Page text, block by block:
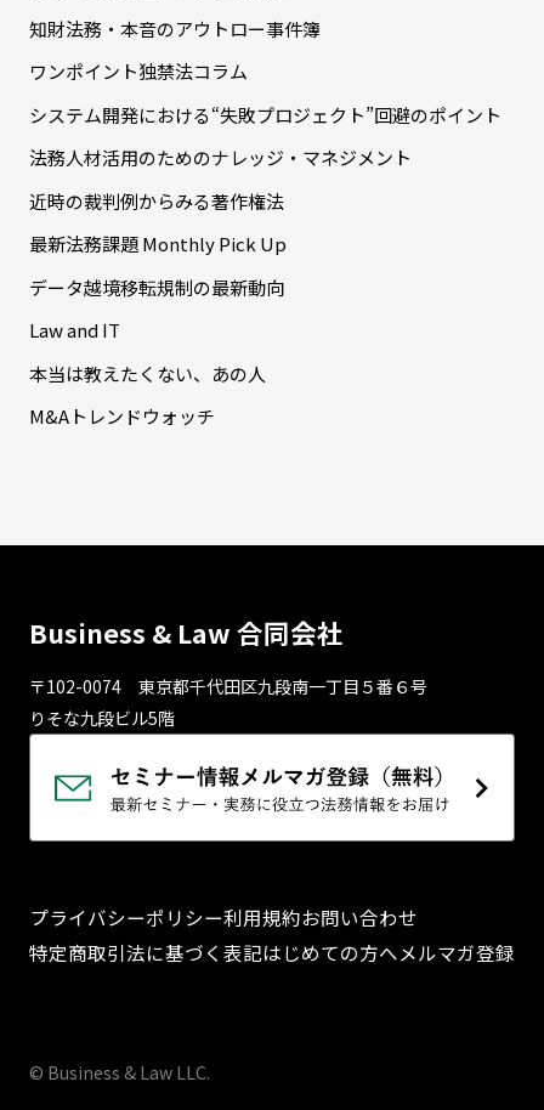
知財法務・本音のアウトロー事件簿
ワンポイント独禁法コラム
システム開発における“失敗プロジェクト”回避のポイント
法務人材活用のためのナレッジ・マネジメント
近時の裁判例からみる著作権法
最新法務課題 Monthly Pick Up
データ越境移転規制の最新動向
Law and IT
本当は教えたくない、あの人
M&Aトレンドウォッチ
Business & Law 合同会社
〒102-0074 東京都千代⽥区九段南⼀丁⽬５番６号
りそな九段ビル5階
プライバシーポリシー利用規約お問い合わせ
特定商取引法に基づく表記はじめての方へメルマガ登録
© Business & Law LLC.